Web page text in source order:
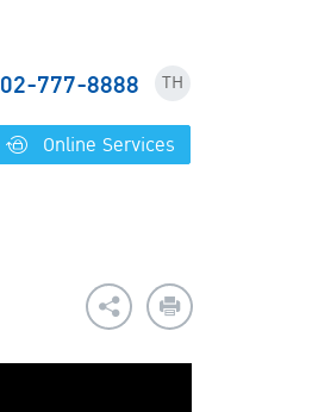
02-777-8888 TH
Online Services